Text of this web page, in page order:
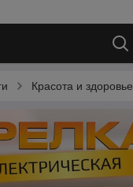
Красота и здоровье